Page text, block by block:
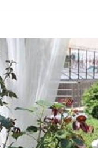
Пловдив
В. Търново